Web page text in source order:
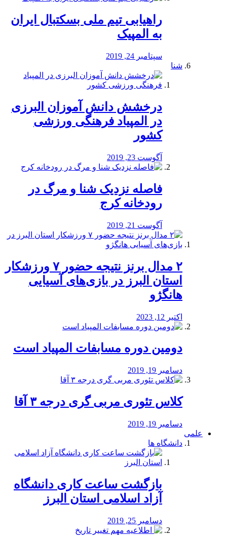
راهیابی تیم ملی بسکتبال ایران
به المپیک
سپتامبر 24, 2019
شنا
درخشش دانش آموزان البرزی
در المپیاد فرهنگی ورزشی
کشور
آگوست 23, 2019
️فاصله نزدیک شنا و مرگ در
رودخانه کرج
آگوست 21, 2019
۲ مدال برنز نتیجه حضور ۷ ورزشکار
استان البرز در بازی‌های آسیایی
هانگژو
اکتبر 12, 2023
دومین دوره مسابفات المپیاد است
دسامبر 19, 2019
کلاس تئوری مربی گری درجه ۳ آقا
دسامبر 19, 2019
علمی
دانشگاه ها
بازگشت ساعت کاری دانشگاه
آزاد اسلامی استان البرز
دسامبر 25, 2019